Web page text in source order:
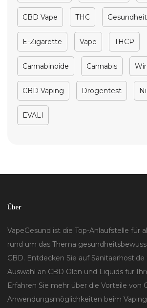
CBD Vape THC
E-Zigarette Vape THCP
Cannabinoide Cannabis
CBD Vaping Drogentest
EVALI
Über
VapeGesund ist die Top-Anlaufstelle für
rund um das Thema
CBD. Entdecken Sie auf
Auswahl an CBD Ölen und Liquids für
Erfahren Sie mehr über die Vorteile von
Anwendungsmöglichkeiten beim